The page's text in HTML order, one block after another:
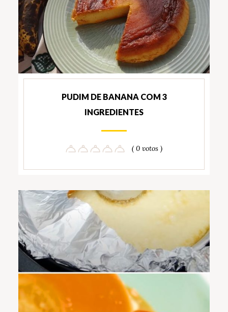
PUDIM DE BANANA COM 3
INGREDIENTES
( 0 votos )